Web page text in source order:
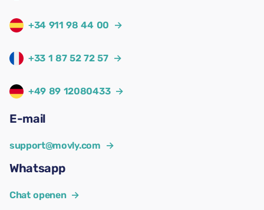
+34 911 98 44 00 →
+33 1 87 52 72 57 →
+49 89 12080433 →
E-mail
support@movly.com →
Whatsapp
Chat openen →